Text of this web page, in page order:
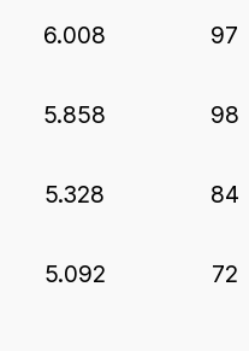
6.008 97
5.858 98
5.328 84
5.092 72